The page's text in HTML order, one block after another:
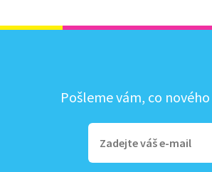
Pošleme vám, co